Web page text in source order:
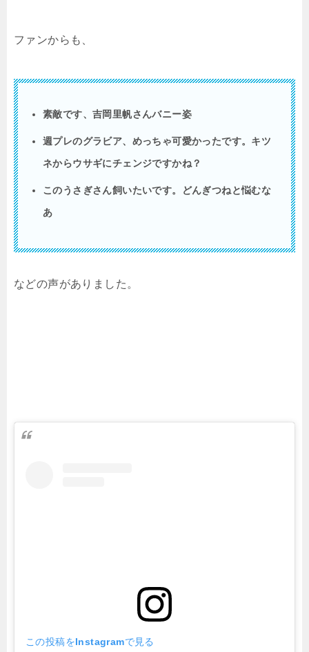
ファンからも、
素敵です、吉岡里帆さんバニー姿
週プレのグラビア、めっちゃ可愛かったです。キツ
ネからウサギにチェンジですかね？
このうさぎさん飼いたいです。どんぎつねと悩むな
あ
などの声がありました。
この投稿をInstagramで見る